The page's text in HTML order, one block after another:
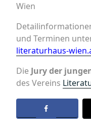
Wien
und Terminen
literaturhaus-
Die Jury der
des Vereins